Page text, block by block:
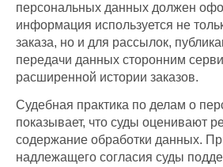
персональных данных должен
информация используется не
заказа, но и для рассылок,
передачи данных сторонним
расширенной истории заказов.
Судебная практика по делам о
показывает, что суды оценивают
содержание обработки данных.
надлежащего согласия суды